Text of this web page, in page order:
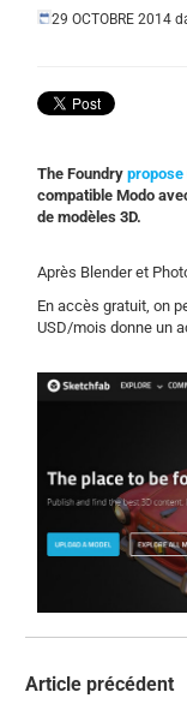
29 OCTOBRE 2014
The Foundrypropose
compatible Modo
de modèles 3D.
Après Blender et
En accès gratuit, on
USD/mois donne un
Article précédent